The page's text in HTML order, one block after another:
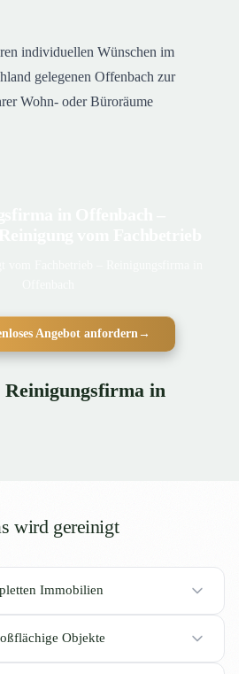
individuellen Wünschen im
gelegenen Offenbach zur
Wohn- oder Büroräume
Angebot anfordern →
Reinigungsfirma in
wird gereinigt
Immobilien
Objekte